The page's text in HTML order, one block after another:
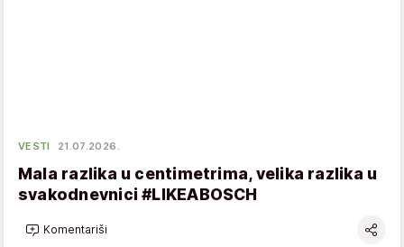
VESTI 21.07.2026.
Mala razlika u centimetrima, velika razlika u
svakodnevnici #LIKEABOSCH
Komentariši